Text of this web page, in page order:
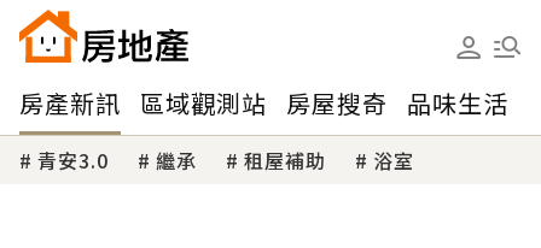
房產新訊 區域觀測站 房屋搜奇 品味生活
青安3.0 繼承 租屋補助 浴室